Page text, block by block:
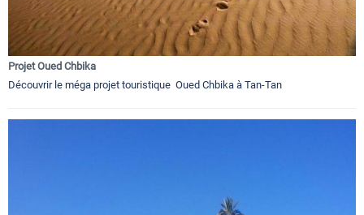
Projet Oued Chbika
Découvrir le méga projet touristique Oued Chbika à Tan-Tan